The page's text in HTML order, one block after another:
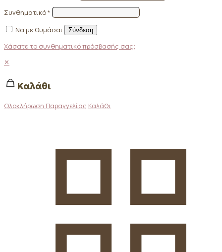
Συνθηματικό*
Να με θυμάσαι
Σύνδεση
Χάσατε το συνθηματικό πρόσβασής σας;
✕
Καλάθι
Ολοκλήρωση Παραγγελίας Καλάθι